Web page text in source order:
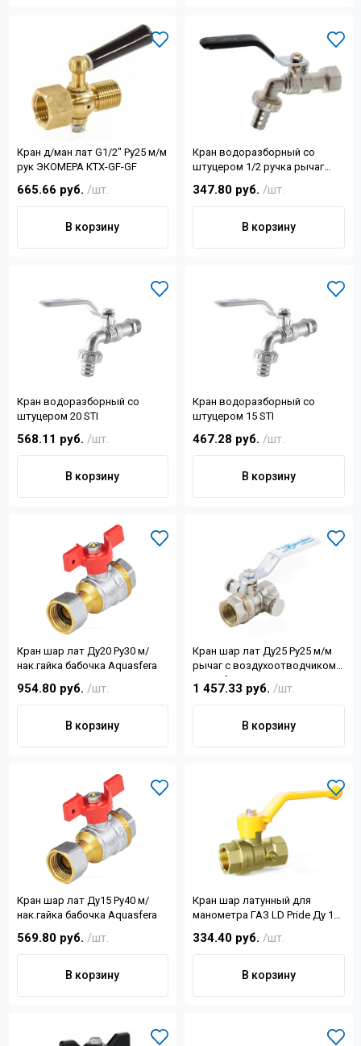
Кран д/ман лат G1/2" Ру25 м/м
рук ЭКОМЕРА КТХ-GF-GF
665.66 руб. /шт.
В корзину
Кран водоразборный со
штуцером 1/2 ручка рычаг
347.80 руб. /шт.
В корзину
Кран водоразборный со
штуцером 20 STI
568.11 руб. /шт.
В корзину
Кран водоразборный со
штуцером 15 STI
467.28 руб. /шт.
В корзину
Кран шар лат Ду20 Ру30 м/
нак.гайка бабочка Aquasfera
954.80 руб. /шт.
В корзину
Кран шар лат Ду25 Ру25 м/м
рычаг с воздухоотводчиком
Aquasfera
1 457.33 руб. /шт.
В корзину
Кран шар лат Ду15 Ру40 м/
нак.гайка бабочка Aquasfera
569.80 руб. /шт.
В корзину
Кран шар латунный для
манометра ГАЗ LD Pride Ду 15
G1/2 ВН-ВН рычаг Ру16
334.40 руб. /шт.
В корзину